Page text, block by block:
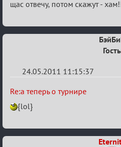
турнире
щас отвечу, потом скажут -
Гость
24.05.2011 11:15:37
Re:
а
о
Re:а теперь о турнире
{lol}